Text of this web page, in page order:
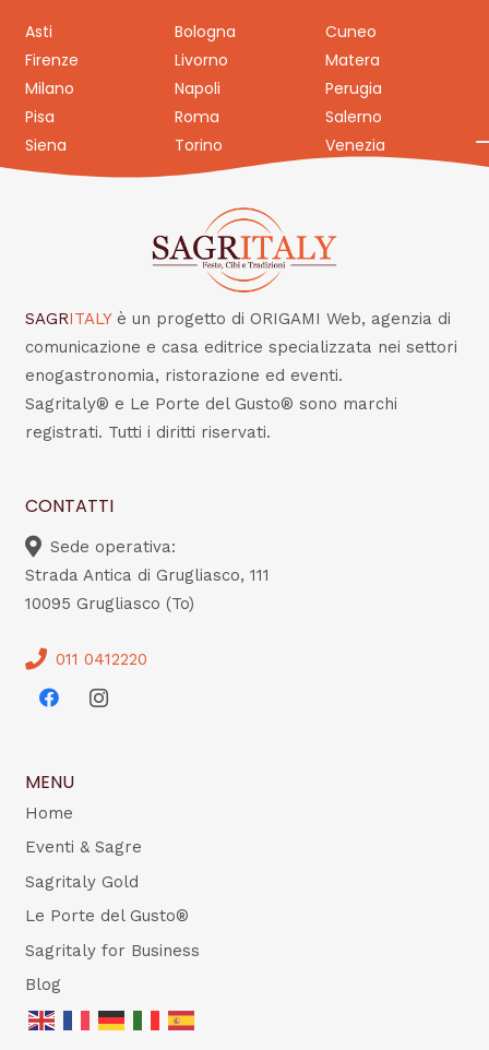
Asti Bologna
Cuneo
Firenze
Livorno
Matera
Milano
Napoli
Perugia
Pisa
Roma
Salerno
Siena
Torino Venezia
SAGRITALY è un progetto di ORIGAMI Web, agenzia di
comunicazione e casa editrice specializzata nei settori
enogastronomia, ristorazione ed eventi.
Sagritaly® e Le Porte del Gusto® sono marchi
registrati. Tutti i diritti riservati.
CONTATTI
Sede operativa:
Strada Antica di Grugliasco, 111
10095 Grugliasco (To)
011 0412220
MENU
Home
Eventi & Sagre
Sagritaly Gold
Le Porte del Gusto®
Sagritaly for Business
Blog